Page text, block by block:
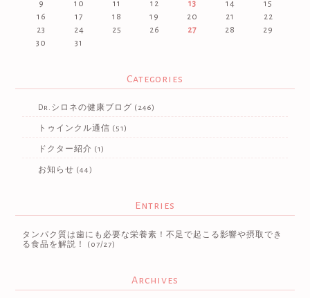
9
10 11 12 13 14
15
16
17 18 19 20 21
22
23
24 25 26 27 28
29
30
31
Categories
Dr.シロネの健康ブログ (246)
トゥインクル通信 (51)
ドクター紹介 (1)
お知らせ (44)
Entries
タンパク質は歯にも必要な栄養素！不足で起こる影響や摂取でき
る食品を解説！
(07/27)
Archives